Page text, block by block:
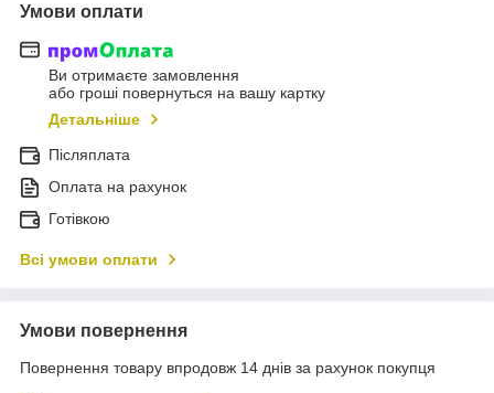
Умови оплати
Ви отримаєте замовлення
або гроші повернуться на вашу картку
Детальніше
Післяплата
Оплата на рахунок
Готівкою
Всі умови оплати
Умови повернення
Повернення товару впродовж 14 днів за рахунок покупця